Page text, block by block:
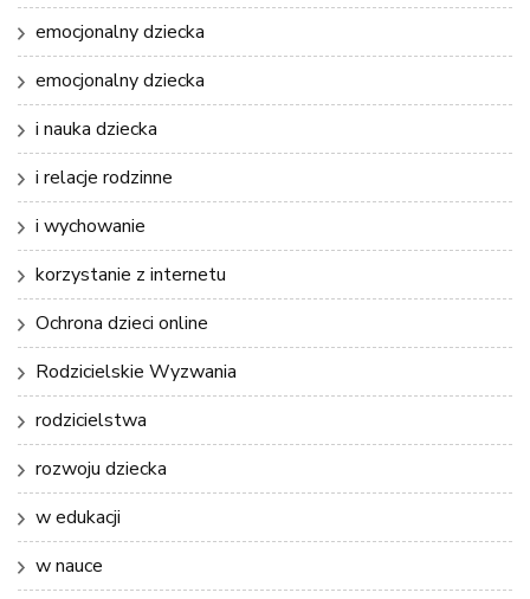
emocjonalny dziecka
emocjonalny dziecka
i nauka dziecka
i relacje rodzinne
i wychowanie
korzystanie z internetu
Ochrona dzieci online
Rodzicielskie Wyzwania
rodzicielstwa
rozwoju dziecka
w edukacji
w nauce